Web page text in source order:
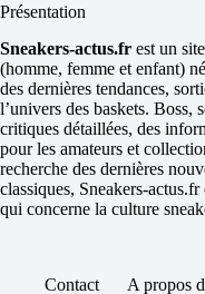
Présentation
Sneakers-actus.fr est un
(homme, femme et enfant)
des dernières tendances,
l’univers des baskets. Boss,
critiques détaillées, des
pour les amateurs et
recherche des dernières
classiques, Sneakers-
qui concerne la culture
Contact A propos